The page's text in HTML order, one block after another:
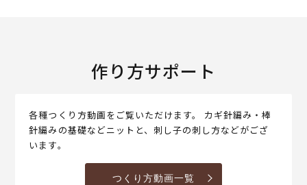
作り方サポート
各種つくり方動画をご覧いただけます。 カギ針編み・棒
針編みの基礎などニットと、刺し子の刺し方などがござ
います。
つくり方動画一覧